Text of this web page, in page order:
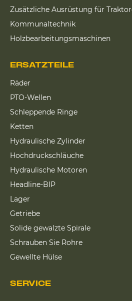
Zusätzliche Ausrüstung für
Kommunaltechnik
Holzbearbeitungsmaschinen
ERSATZTEILE
Räder
PTO-Wellen
Schleppende Ringe
Ketten
Hydraulische Zylinder
Hochdruckschläuche
Hydraulische Motoren
Headline-BIP
Lager
Getriebe
Solide gewalzte Spirale
Schrauben Sie Rohre
Gewellte Hülse
SERVICE